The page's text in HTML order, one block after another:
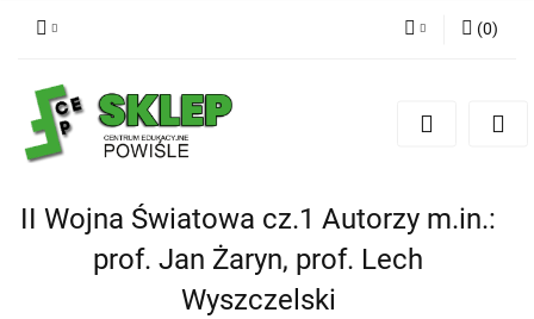
Zarejestruj się
(0)
II Wojna Światowa cz.1 Autorzy m.in.:
prof. Jan Żaryn, prof. Lech
Wyszczelski